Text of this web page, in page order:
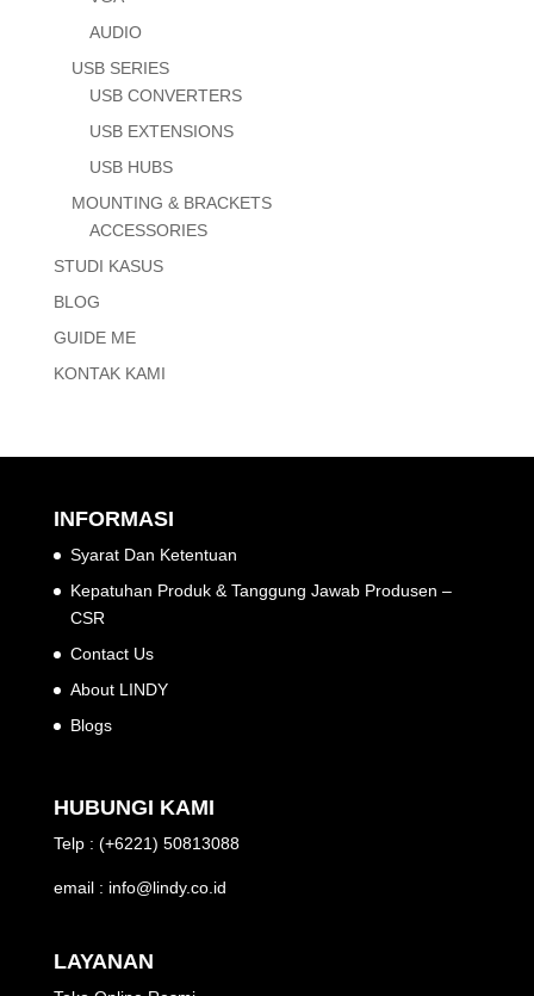
AUDIO
USB SERIES
USB CONVERTERS
USB EXTENSIONS
USB HUBS
MOUNTING & BRACKETS
ACCESSORIES
STUDI KASUS
BLOG
GUIDE ME
KONTAK KAMI
INFORMASI
Syarat Dan Ketentuan
Kepatuhan Produk & Tanggung Jawab Produsen –
CSR
Contact Us
About LINDY
Blogs
HUBUNGI KAMI
Telp : (+6221) 50813088
email : info@lindy.co.id
LAYANAN